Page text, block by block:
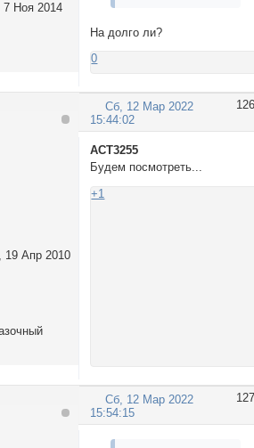
7 Ноя 2014
На долго ли?
0
126
Сб, 12 Мар 2022
15:44:02
19 Апр 2010
ACT3255
Будем посмотреть...
+1
127
Сб, 12 Мар 2022
15:54:15